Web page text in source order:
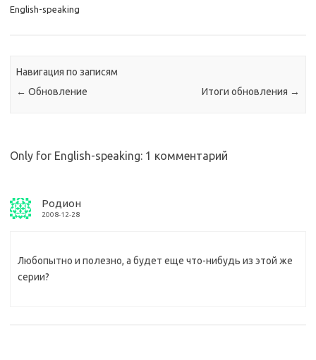
English-speaking
Навигация по записям
← Обновление Итоги обновления →
Only for English-speaking: 1 комментарий
Родион
2008-12-28
Любопытно и полезно, а будет еще что-нибудь из этой же
серии?